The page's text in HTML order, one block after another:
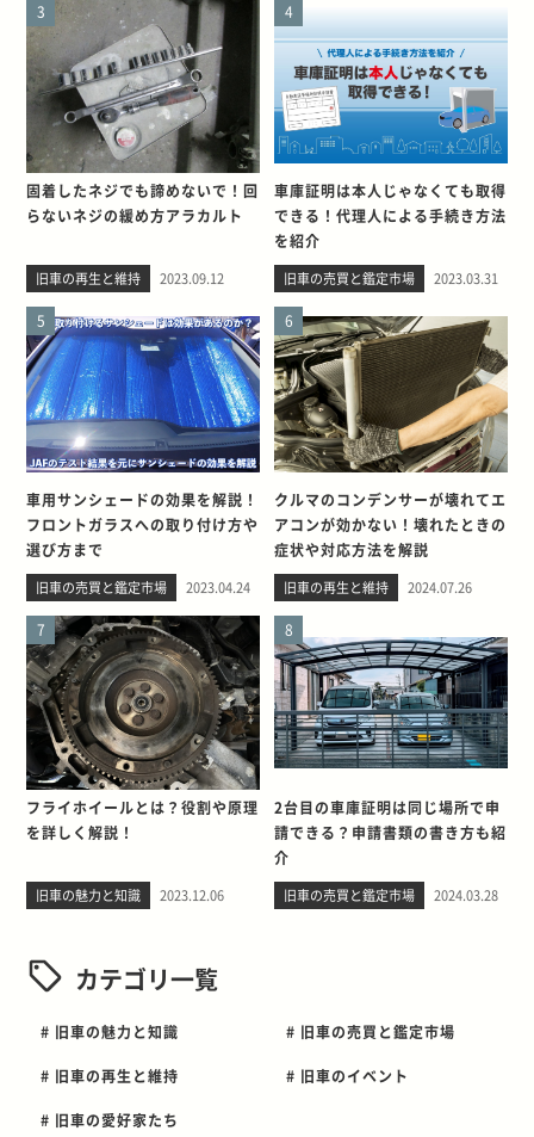
3
固着したネジでも諦めないで！回
らないネジの緩め方アラカルト
旧車の再生と維持 2023.09.12
4
車庫証明は本人じゃなくても取得
できる！代理人による手続き方法
を紹介
旧車の売買と鑑定市場 2023.03.31
5
車用サンシェードの効果を解説！
フロントガラスへの取り付け方や
選び方まで
旧車の売買と鑑定市場 2023.04.24
6
クルマのコンデンサーが壊れてエ
アコンが効かない！壊れたときの
症状や対応方法を解説
旧車の再生と維持 2024.07.26
7
フライホイールとは？役割や原理
を詳しく解説！
旧車の魅力と知識 2023.12.06
8
2台目の車庫証明は同じ場所で申
請できる？申請書類の書き方も紹
介
旧車の売買と鑑定市場 2024.03.28
カテゴリ一覧
# 旧車の魅力と知識 # 旧車の売買と鑑定市場
# 旧車の再生と維持 # 旧車のイベント
# 旧車の愛好家たち